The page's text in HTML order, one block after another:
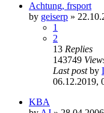
Achtung, frsport
by geiserp »
1
2
13 Replies
143749
Last postby
06.12.2019,
KBA